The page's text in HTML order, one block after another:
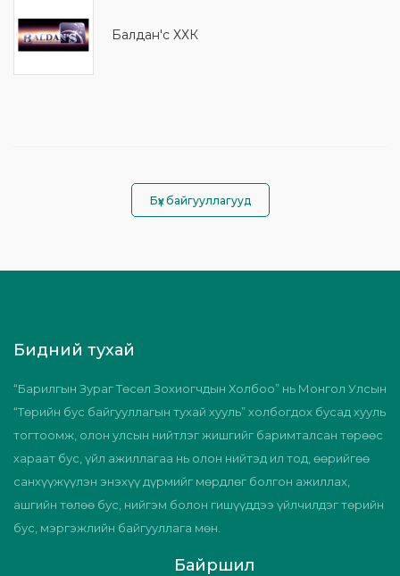
Балдан'с ХХК
Бүх байгууллагууд
Бидний тухай
“Барилгын Зураг Төсөл Зохиогчдын Холбоо” нь Монгол Улсын
“Төрийн бус байгууллагын тухай хууль” холбогдох бусад хууль
тогтоомж, олон улсын нийтлэг жишгийг баримталсан төрөөс
хараат бус, үйл ажиллагаа нь олон нийтэд ил тод, өөрийгөө
санхүүжүүлэн энэхүү дүрмийг мөрдлөг болгон ажиллах,
ашгийн төлөө бус, нийгэм болон гишүүддээ үйлчилдэг төрийн
бус, мэргэжлийн байгууллага мөн.
Байршил